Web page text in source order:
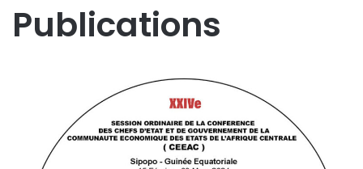
Publications